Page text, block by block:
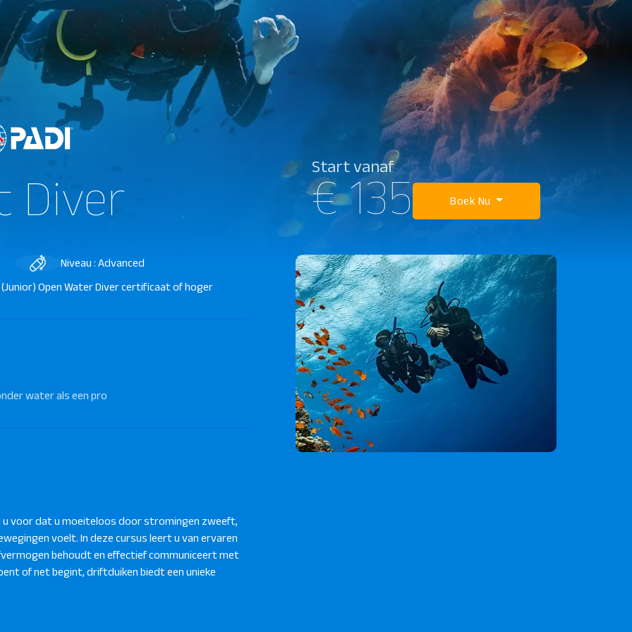
Diver
Start vanaf
€ 135 Boek Nu
Niveau : Advanced
Open Water Diver certificaat of hoger
water als een pro
voor dat u moeiteloos door stromingen zweeft,
voelt. In deze cursus leert u van ervaren
behoudt en effectief communiceert met
of net begint, driftduiken biedt een unieke